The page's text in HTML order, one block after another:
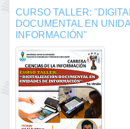
CURSO TALLER:
DOCUMENTAL EN
INFORMACIÓN"